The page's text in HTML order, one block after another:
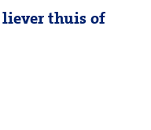
liever thuis of